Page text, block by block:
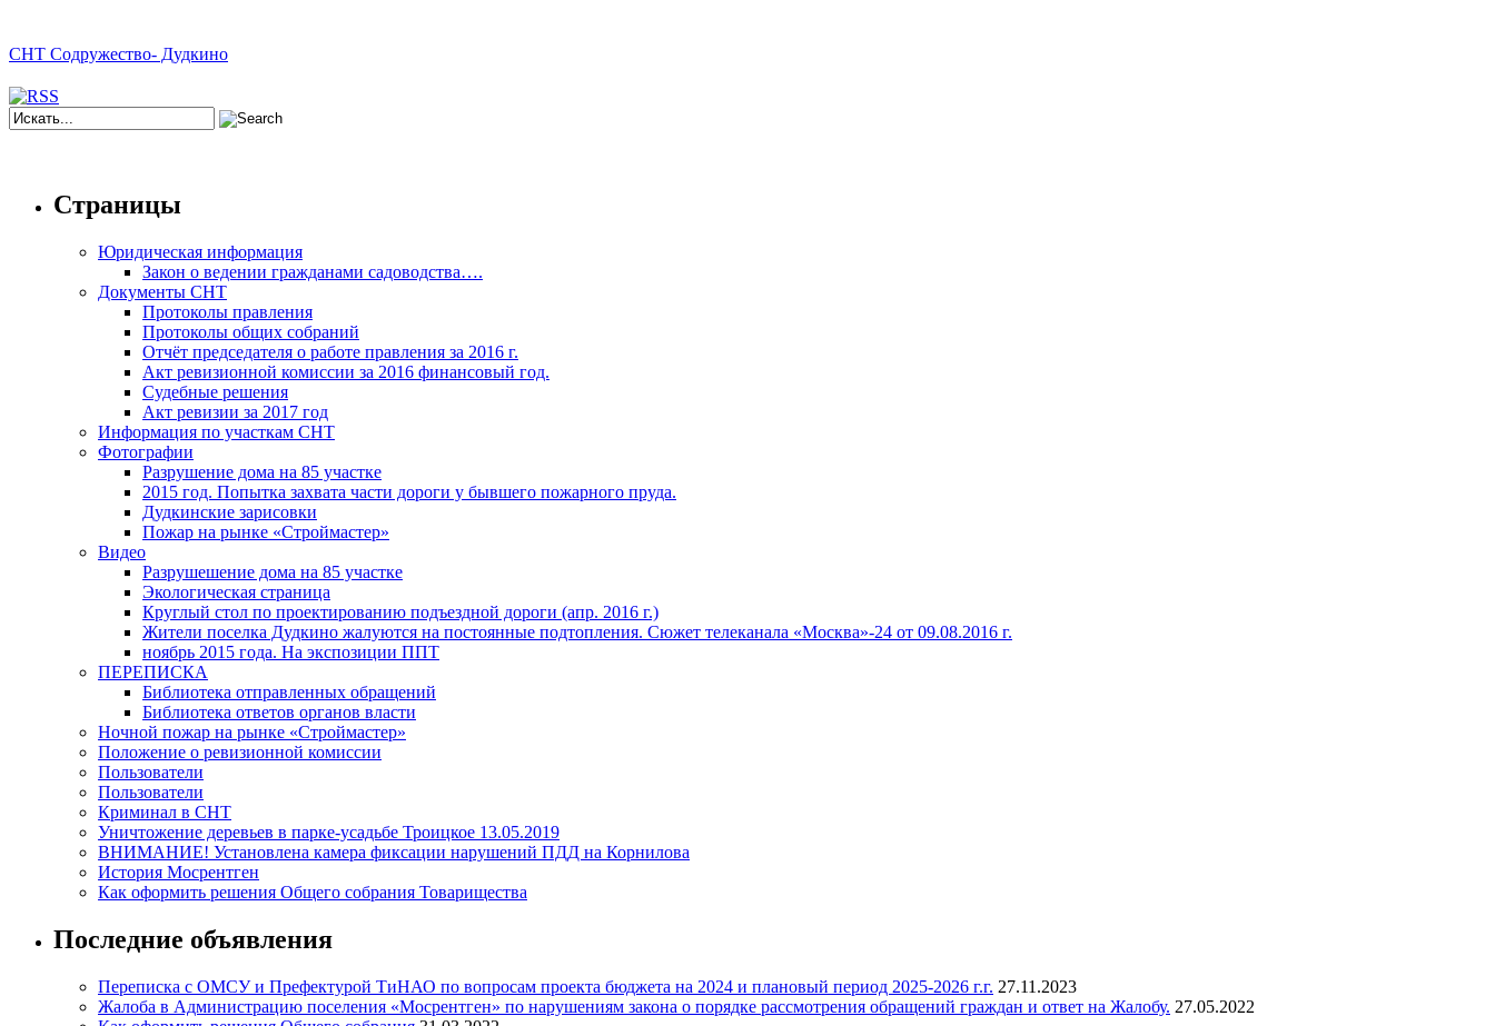
СНТ Содружество- Дудкино
Страницы
Юридическая информация
Закон о ведении гражданами садоводства….
Документы СНТ
Протоколы правления
Протоколы общих собраний
Отчёт председателя о работе правления за 2016 г.
Акт ревизионной комиссии за 2016 финансовый год.
Судебные решения
Акт ревизии за 2017 год
Информация по участкам СНТ
Фотографии
Разрушение дома на 85 участке
2015 год. Попытка захвата части дороги у бывшего пожарного пруда.
Дудкинские зарисовки
Пожар на рынке «Строймастер»
Видео
Разрушешение дома на 85 участке
Экологическая страница
Круглый стол по проектированию подъездной дороги (апр. 2016 г.)
Жители поселка Дудкино жалуются на постоянные подтопления. Сюжет телеканала «Москва»-24 от 09.08.2016 г.
ноябрь 2015 года. На экспозиции ППТ
ПЕРЕПИСКА
Библиотека отправленных обращений
Библиотека ответов органов власти
Ночной пожар на рынке «Строймастер»
Положение о ревизионной комиссии
Пользователи
Пользователи
Криминал в СНТ
Уничтожение деревьев в парке-усадьбе Троицкое 13.05.2019
ВНИМАНИЕ! Установлена камера фиксации нарушений ПДД на Корнилова
История Мосрентген
Как оформить решения Общего собрания Товарищества
Последние объявления
Переписка с ОМСУ и Префектурой ТиНАО по вопросам проекта бюджета на 2024 и плановый период 2025-2026 г.г. 27.11.2023
Жалоба в Администрацию поселения «Мосрентген» по нарушениям закона о порядке рассмотрения обращений граждан и ответ на Жалобу. 27.05.2022